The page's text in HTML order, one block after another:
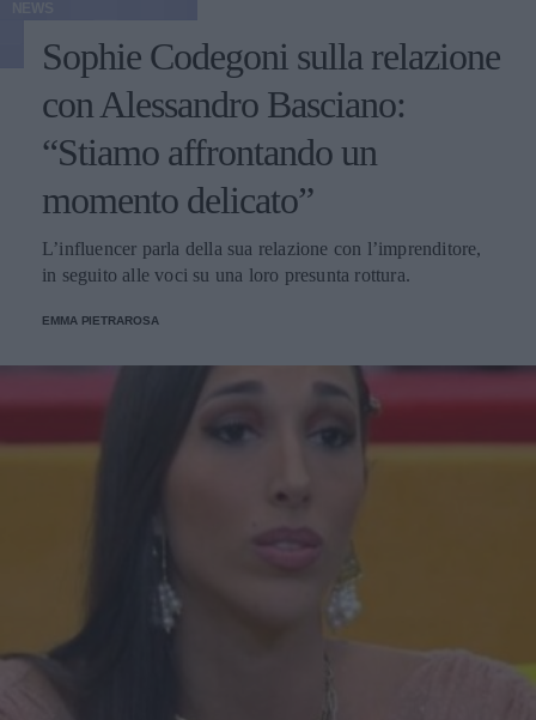
Sophie Codegoni sulla relazione
con Alessandro Basciano:
“Stiamo affrontando un
momento delicato”
L’influencer parla della sua relazione con l’imprenditore,
in seguito alle voci su una loro presunta rottura.
EMMA PIETRAROSA